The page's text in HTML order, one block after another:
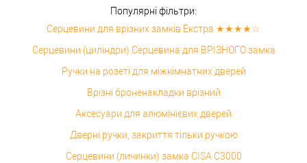
Популярні фільтри:
Серцевини для врізних замків Екстра ★★★★☆
Серцевини (циліндри) Серцевина для ВРІЗНОГО замка
Ручки на розеті для міжкімнатних дверей
Врізні броненакладки врізний
Аксесуари для алюмінієвих дверей
Дверні ручки, закриття тільки ручкою
Серцевини (личинки) замка CISA C3000